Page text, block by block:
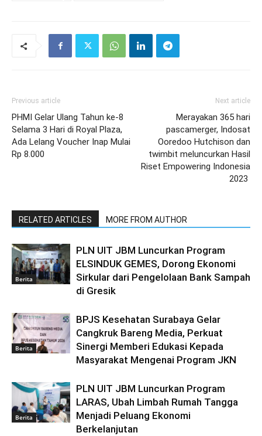
Previous article
PHMI Gelar Ulang Tahun ke-8
Selama 3 Hari di Royal Plaza,
Ada Lelang Voucher Inap Mulai
Rp 8.000
Next article
Merayakan 365 hari
pascamerger, Indosat
Ooredoo Hutchison dan
twimbit meluncurkan Hasil
Riset Empowering Indonesia
2023
RELATED ARTICLES MORE FROM AUTHOR
Berita
PLN UIT JBM Luncurkan Program
ELSINDUK GEMES, Dorong Ekonomi
Sirkular dari Pengelolaan Bank Sampah
di Gresik
Berita
BPJS Kesehatan Surabaya Gelar
Cangkruk Bareng Media, Perkuat
Sinergi Memberi Edukasi Kepada
Masyarakat Mengenai Program JKN
Berita
PLN UIT JBM Luncurkan Program
LARAS, Ubah Limbah Rumah Tangga
Menjadi Peluang Ekonomi
Berkelanjutan